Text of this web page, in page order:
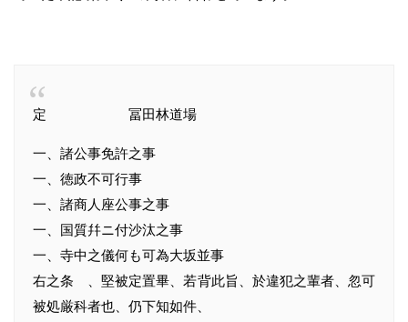
定 冨田林道場
一、諸公事免許之事
一、徳政不可行事
一、諸商人座公事之事
一、国質幷ニ付沙汰之事
一、寺中之儀何も可為大坂並事
右之条ゝ、堅被定置畢、若背此旨、於違犯之輩者、忽可
被処厳科者也、仍下知如件、